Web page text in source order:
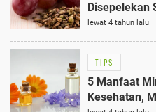
Disepelekan
lewat 4 tahun lalu
TIPS
5 Manfaat
Kesehatan,